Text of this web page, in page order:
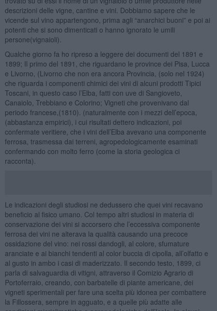
descrizioni delle vigne, cantine e vini. Dobbiamo sapere che le
vicende sul vino appartengono, prima agli “anarchici buoni” e poi ai
potenti che si sono dimenticati o hanno ignorato le umili
persone(vignaioli).
Qualche giorno fa ho ripreso a leggere dei documenti del 1891 e
1899; Il primo del 1891, che riguardano le province dei Pisa, Lucca
e Livorno, (Livorno che non era ancora Provincia, (solo nel 1924)
che riguarda i componenti chimici dei vini di alcuni prodotti Tipici
Toscani, in questo caso l’Elba, fatti con uve di Sangioveto,
Canaiolo, Trebbiano e Colorino; Vigneti che provenivano dal
periodo francese,(1810). (naturalmente con i mezzi dell’epoca,
(abbastanza empirici), i cui risultati dettero indicazioni, poi
confermate veritiere, che i vini dell’Elba avevano una componente
ferrosa, trasmessa dai terreni, agropedologicamente esaminati
confermando con molto ferro (come la storia geologica ci
racconta).
Le indicazioni degli studiosi ne dedussero che quei vini recavano
beneficio al fisico umano. Col tempo altri studiosi in materia di
conservazione dei vini si accorsero che l’eccessiva componente
ferrosa dei vini ne alterava la qualità causando una precoce
ossidazione del vino: nei rossi dandogli, al colore, sfumature
aranciate e ai bianchi tendenti al color buccia di cipolla, all’olfatto e
al gusto in ambo i casi di maderizzato. Il secondo testo, 1899, ci
parla di salvaguardia di vitigni, attraverso il Comizio Agrario di
Portoferraio, creando, con barbatelle di piante americane, dei
vigneti sperimentali per fare una scelta più idonea per combattere
la Fillossera, sempre in agguato, e a quelle più adatte alle